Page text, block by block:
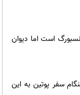
است اما دیوان
سفر پوتین به این